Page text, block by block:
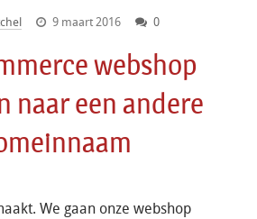
9 maart 2016 0
webshop
naar een andere
We gaan onze webshop